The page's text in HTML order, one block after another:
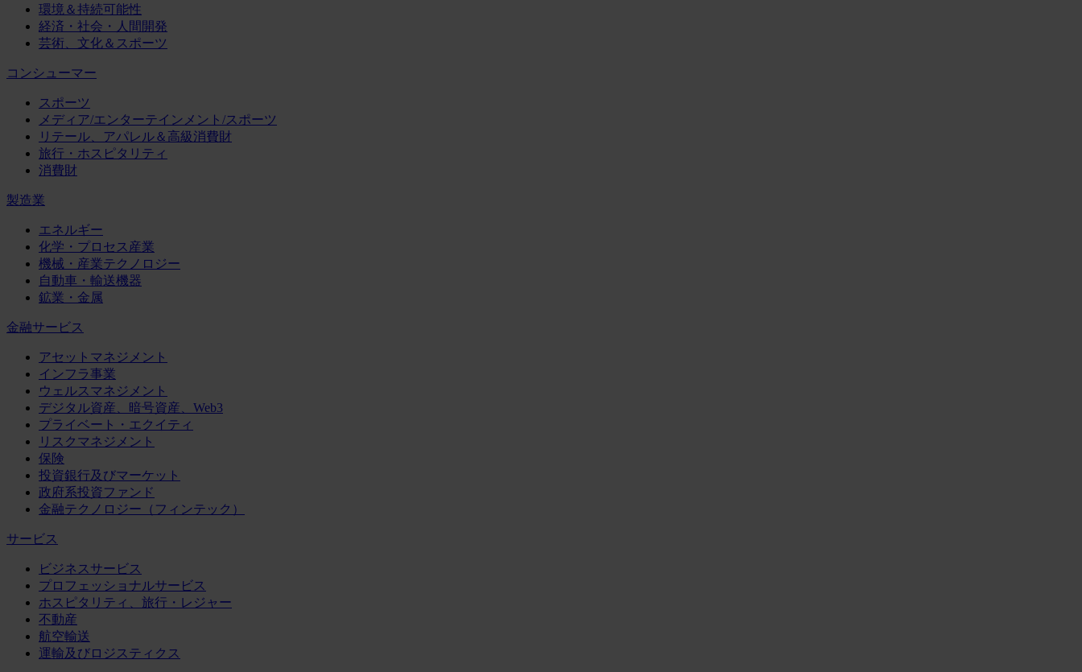
環境＆持続可能性
経済・社会・人間開発
芸術、文化＆スポーツ
コンシューマー
スポーツ
メディア/エンターテインメント/スポーツ
リテール、アパレル＆高級消費財
旅行・ホスピタリティ
消費財
製造業
エネルギー
化学・プロセス産業
機械・産業テクノロジー
自動車・輸送機器
鉱業・金属
金融サービス
アセットマネジメント
インフラ事業
ウェルスマネジメント
デジタル資産、暗号資産、Web3
プライベート・エクイティ
リスクマネジメント
保険
投資銀行及びマーケット
政府系投資ファンド
金融テクノロジー（フィンテック）
サービス
ビジネスサービス
プロフェッショナルサービス
ホスピタリティ、旅行・レジャー
不動産
航空輸送
運輸及びロジスティクス